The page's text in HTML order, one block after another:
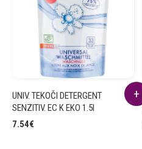
UNIV. TEKOČI DETERGENT
SENZITIV. EC K EKO 1.5l
7.54€